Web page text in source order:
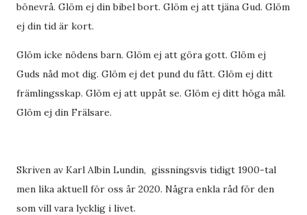
bönevrå. Glöm ej din bibel bort. Glöm ej att tjäna Gud. Glöm
ej din tid är kort.
Glöm icke nödens barn. Glöm ej att göra gott. Glöm ej
Guds nåd mot dig. Glöm ej det pund du fått. Glöm ej ditt
främlingsskap. Glöm ej att uppåt se. Glöm ej ditt höga mål.
Glöm ej din Frälsare.
Skriven av Karl Albin Lundin, gissningsvis tidigt 1900-tal
men lika aktuell för oss år 2020. Några enkla råd för den
som vill vara lycklig i livet.